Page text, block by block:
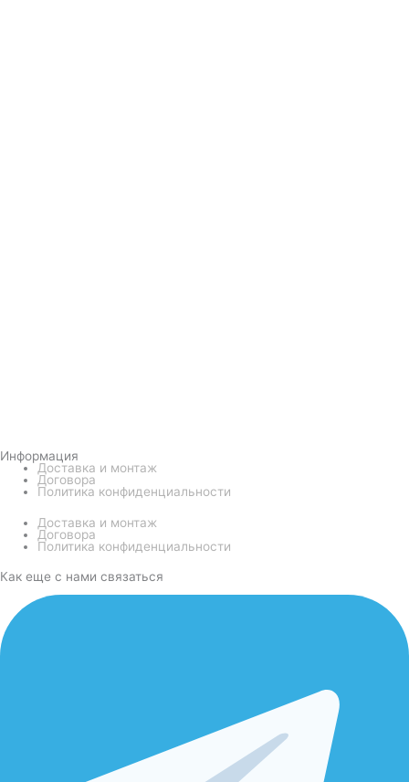
Информация
Доставка и монтаж
Договора
Политика конфиденциальности
Доставка и монтаж
Договора
Политика конфиденциальности
Как еще с нами связаться